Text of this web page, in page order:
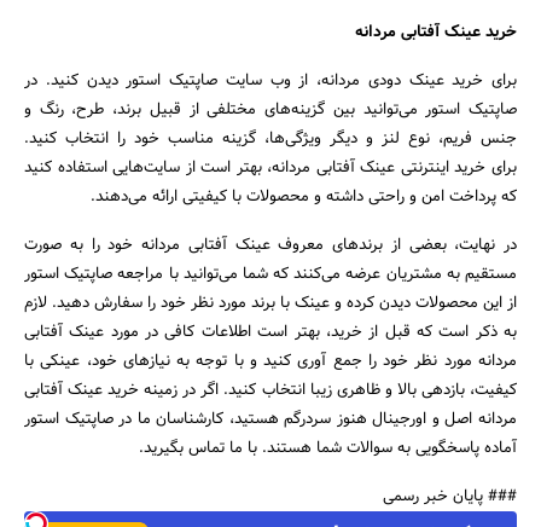
خرید عینک آفتابی مردانه
برای خرید عینک دودی مردانه، از وب سایت صاپتیک استور دیدن کنید. در
صاپتیک استور می‌توانید بین گزینه‌های مختلفی از قبیل برند، طرح، رنگ و
جنس فریم، نوع لنز و دیگر ویژگی‌ها، گزینه مناسب خود را انتخاب کنید.
برای خرید اینترنتی عینک آفتابی مردانه، بهتر است از سایت‌هایی استفاده کنید
که پرداخت امن و راحتی داشته و محصولات با کیفیتی ارائه می‌دهند.
در نهایت، بعضی از برندهای معروف عینک آفتابی مردانه خود را به صورت
مستقیم به مشتریان عرضه می‌کنند که شما می‌توانید با مراجعه صاپتیک استور
از این محصولات دیدن کرده و عینک با برند مورد نظر خود را سفارش دهید. لازم
به ذکر است که قبل از خرید، بهتر است اطلاعات کافی در مورد عینک آفتابی
مردانه مورد نظر خود را جمع آوری کنید و با توجه به نیازهای خود، عینکی با
کیفیت، بازدهی بالا و ظاهری زیبا انتخاب کنید. اگر در زمینه خرید عینک آفتابی
مردانه اصل و اورجینال هنوز سردرگم هستید، کارشناسان ما در صاپتیک استور
آماده پاسخگویی به سوالات شما هستند. با ما تماس بگیرید.
### پایان خبر رسمی